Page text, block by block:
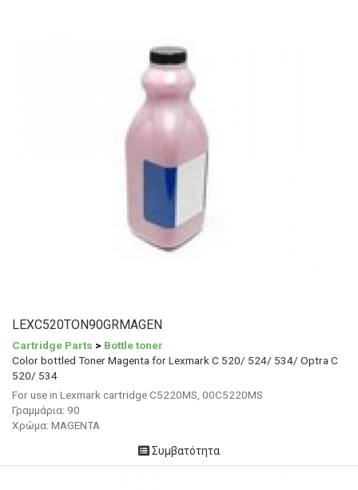
LEXC520TON90GRMAGEN
Cartridge Parts > Bottle toner
Color bottled Toner Magenta for Lexmark C 520/ 524/ 534/ Optra C
520/ 534
For use in Lexmark cartridge C5220MS, 00C5220MS
Γραμμάρια: 90
Χρώμα: MAGENTA
Συμβατότητα